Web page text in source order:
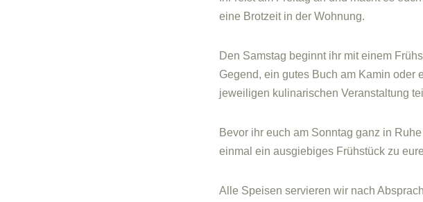
eine Brotzeit in der Wohnung.
Den Samstag beginnt ihr mit einem
Gegend, ein gutes Buch am Kamin oder
jeweiligen kulinarischen Veranstaltung
Bevor ihr euch am Sonntag ganz in
einmal ein ausgiebiges Frühstück zu
Alle Speisen servieren wir nach